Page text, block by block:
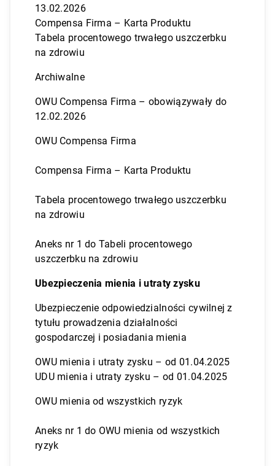
13.02.2026
Compensa Firma – Karta Produktu
Tabela procentowego trwałego uszczerbku
na zdrowiu
Archiwalne
OWU Compensa Firma – obowiązywały do
12.02.2026
OWU Compensa Firma
Compensa Firma – Karta Produktu
Tabela procentowego trwałego uszczerbku
na zdrowiu
Aneks nr 1 do Tabeli procentowego
uszczerbku na zdrowiu
Ubezpieczenia mienia i utraty zysku
Ubezpieczenie odpowiedzialności cywilnej z
tytułu prowadzenia działalności
gospodarczej i posiadania mienia
OWU mienia i utraty zysku – od 01.04.2025
UDU mienia i utraty zysku – od 01.04.2025
OWU mienia od wszystkich ryzyk
Aneks nr 1 do OWU mienia od wszystkich
ryzyk